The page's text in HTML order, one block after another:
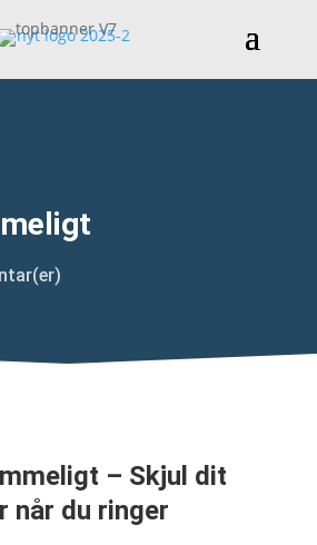
– Skjul dit
når du ringer